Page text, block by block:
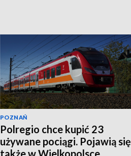
POZNAŃ
Polregio chce kupić 23
używane pociągi. Pojawią się
także w Wielkopolsce